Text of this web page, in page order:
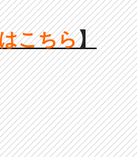
こちら】